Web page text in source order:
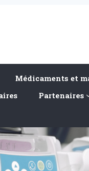
Médicaments et
Partenaires